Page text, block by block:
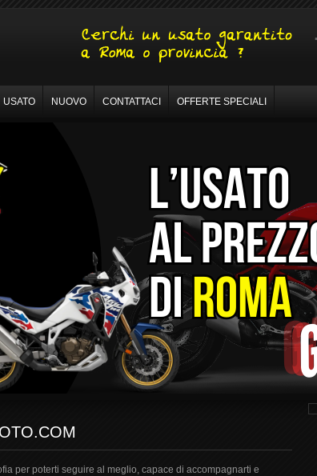
USATO NUOVO CONTATTACI OFFERTE SPECIALI
per poterti seguire al meglio, capace di accompagnarti e